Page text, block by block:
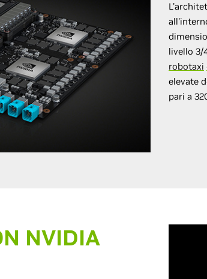
livello 3/
robotaxi
elevate
pari a
NVIDIA